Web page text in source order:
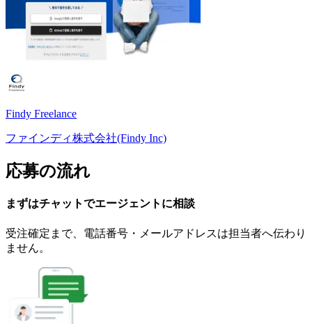
Findy Freelance
ファインディ株式会社(Findy Inc)
応募の流れ
まずはチャットでエージェント に相談
受注確定まで、 電話番号・メールアドレスは担当者へ伝わり
ません。